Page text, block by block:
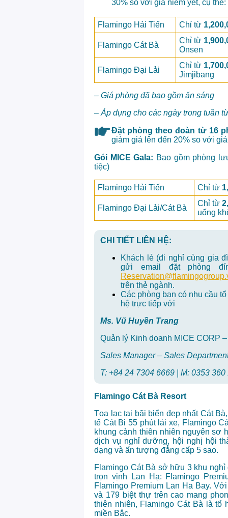
30% so với giá niêm yết, cụ thể:
Flamingo Hải Tiến Chỉ từ
Flamingo Cát Bà
Chỉ từ
Onsen
Flamingo Đại Lải
Chỉ từ
Jimjibang
– Giá phòng đã bao gồm ăn sáng
– Áp dụng cho các ngày trong tuần
Đặt phòng theo đoàn từ 16
giảm giá lên đến 20% so với
Gói MICE Gala: Bao gồm phòng
tiệc)
Flamingo Hải Tiến Chỉ từ
Flamingo Đại Lải/Cát Bà
Chỉ từ
uống
CHI TIẾT LIÊN HỆ:
Khách lẻ (đi nghỉ cùng gia
gửi email đặt phòng
trên thẻ ngành.
Các phòng ban có nhu cầu
hệ trực tiếp với
Ms. Vũ Huyền Trang
Quản lý Kinh doanh MICE CORP
Sales Manager – Sales
T: +84 24 7304 6669 | M: 0353 360
Flamingo Cát Bà Resort
Tọa lạc tại bãi biển đẹp nhất Cát
tế Cát Bi 55 phút lái xe, Flamingo
khung cảnh thiên nhiên nguyên sơ
dịch vụ nghỉ dưỡng, hội nghị hội
dạng và ấn tượng đẳng cấp 5 sao.
Flamingo Cát Bà sở hữu 3 khu
trọn vịnh Lan Hạ: Flamingo
Flamingo Premium Lan Ha Bay.
và 179 biệt thự trên cao mang
thiên nhiên, Flamingo Cát Bà là
miền Bắc.